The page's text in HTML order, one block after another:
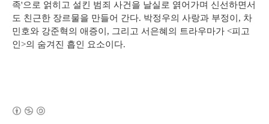
족'으로 얽히고 설킨 범죄 사건을 날실로 엵어가며 신선하면서
도 친근한 장르물을 만들어 간다. 박정우의 사랑과 부정이, 차
민호와 강준혁의 애증이, 그리고 서은혜의 트라우마가 <피고
인>의 숨겨진 흡인 요소이다.